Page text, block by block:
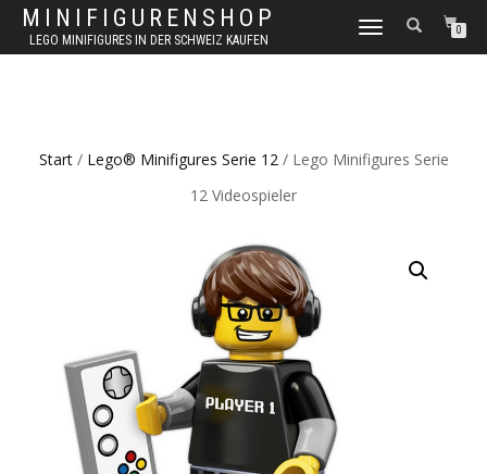
MINIFIGURENSHOP
LEGO MINIFIGURES IN DER SCHWEIZ KAUFEN
NAVIGATION
0
Start/ Lego® Minifigures Serie 12/ Lego Minifigures Serie
12 Videospieler